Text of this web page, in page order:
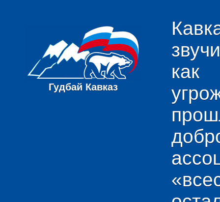
Гудбай Кавказ